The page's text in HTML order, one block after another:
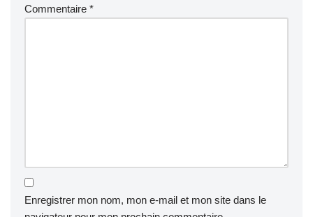
Commentaire *
Enregistrer mon nom, mon e-mail et mon site dans le